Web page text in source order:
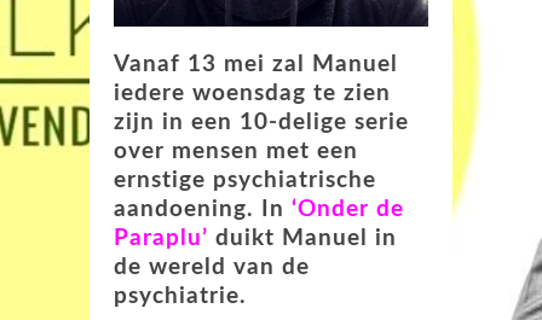
Vanaf 13 mei zal Manuel
iedere woensdag te zien
zijn in een 10-delige serie
over mensen met een
ernstige psychiatrische
aandoening. In ‘Onder de
Paraplu’ duikt Manuel in
de wereld van de
psychiatrie.